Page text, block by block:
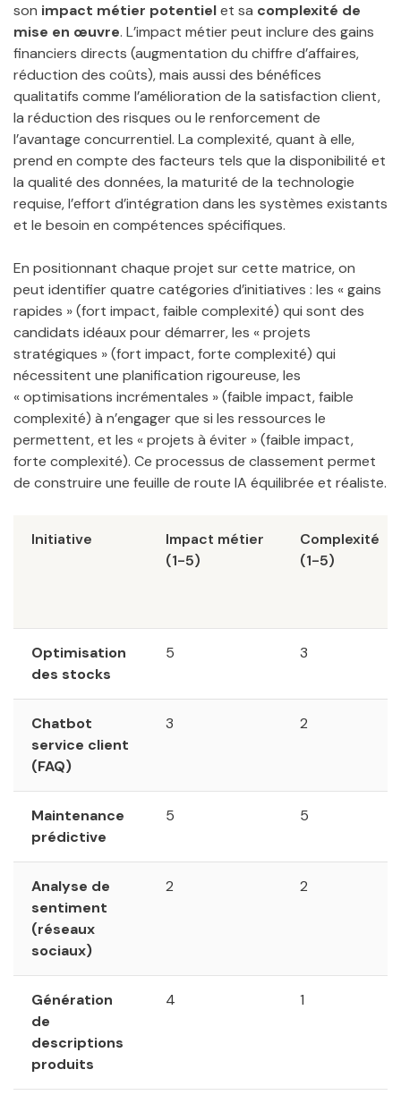
son impact métier potentielet sa complexité de
mise en œuvre. L’impact métier peut inclure des gains
financiers directs (augmentation du chiffre d’affaires,
réduction des coûts), mais aussi des bénéfices
qualitatifs comme l’amélioration de la satisfaction client,
la réduction des risques ou le renforcement de
l’avantage concurrentiel. La complexité, quant à elle,
prend en compte des facteurs tels que la disponibilité et
la qualité des données, la maturité de la technologie
requise, l’effort d’intégration dans les systèmes existants
et le besoin en compétences spécifiques.
En positionnant chaque projet sur cette matrice, on
peut identifier quatre catégories d’initiatives : les « gains
rapides » (fort impact, faible complexité) qui sont des
candidats idéaux pour démarrer, les « projets
stratégiques » (fort impact, forte complexité) qui
nécessitent une planification rigoureuse, les
« optimisations incrémentales » (faible impact, faible
complexité) à n’engager que si les ressources le
permettent, et les « projets à éviter » (faible impact,
forte complexité). Ce processus de classement permet
de construire une feuille de route IA équilibrée et réaliste.
Initiative
Impact métier
(1-5)
Complexité
(1-5)
Optimisation
des stocks
5 3
Chatbot
service client
(FAQ)
3 2
Maintenance
prédictive
5 5
Analyse de
sentiment
(réseaux
sociaux)
2 2
Génération
de
descriptions
produits
4 1